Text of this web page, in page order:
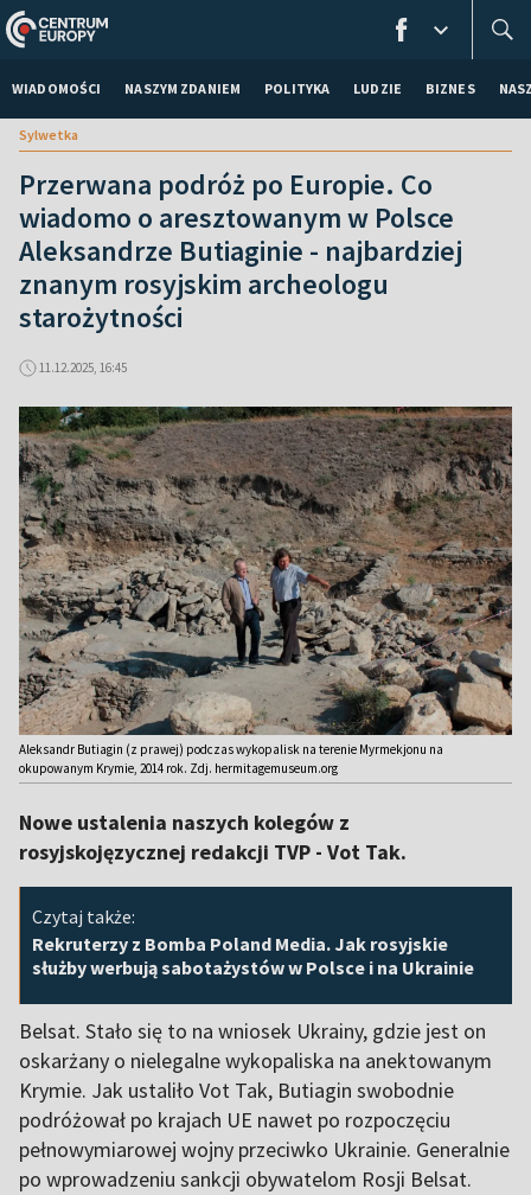
WIADOMOŚCI NASZYM ZDANIEM POLITYKA LUDZIE BIZNES
Sylwetka
Przerwana podróż po Europie. Co
wiadomo o aresztowanym w Polsce
Aleksandrze Butiaginie - najbardziej
znanym rosyjskim archeologu
starożytności
11.12.2025, 16:45
Aleksandr Butiagin (z prawej) podczas wykopalisk na terenie Myrmekjonu na
okupowanym Krymie, 2014 rok. Zdj. hermitagemuseum.org
Nowe ustalenia naszych kolegów z
rosyjskojęzycznej redakcji TVP - Vot Tak.
Czytaj także:
Rekruterzy z Bomba Poland Media. Jak rosyjskie
służby werbują sabotażystów w Polsce i na Ukrainie
Belsat. Stało się to na wniosek Ukrainy, gdzie jest on
oskarżany o nielegalne wykopaliska na anektowanym
Krymie. Jak ustaliło Vot Tak, Butiagin swobodnie
podróżował po krajach UE nawet po rozpoczęciu
pełnowymiarowej wojny przeciwko Ukrainie. Generalnie
po wprowadzeniu sankcji obywatelom Rosji Belsat.